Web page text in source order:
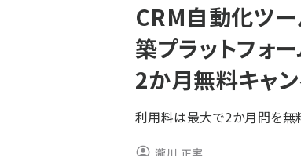
ン
く
ず
CRM自動化ツー
築プラットフォ
2か月無料キャ
利用料は最大で2か月間を無
瀧川 正実